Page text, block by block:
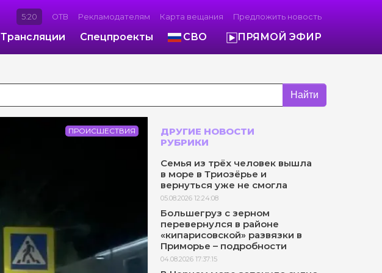
5:20 ОТВ Рекламодателям Карта вещания Предложить новость
Трансляции Спецпроекты СВО ПРЯМОЙ ЭФИР
Найти
ПРОИСШЕСТВИЯ
ДРУГИЕ НОВОСТИ
РУБРИКИ
Семья из трёх человек вышла
в море в Триозёрье и
вернуться уже не смогла
05.08.2026 12:24:08
Большегруз с зерном
перевернулся в районе
«кипарисовской» развязки в
Приморье – подробности
04.08.2026 17:37:15